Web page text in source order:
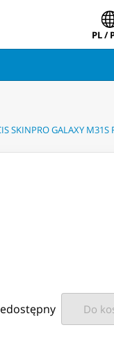
PL /
SKINPRO GALAXY M31S
Do